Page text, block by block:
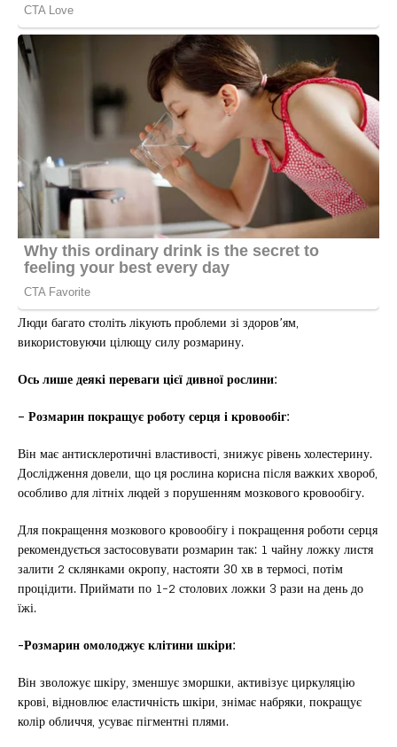
Люди багато століть лікують проблеми зі здоров’ям,
використовуючи цілющу силу розмарину.
Ось лише деякі переваги цієї дивної рослини:
– Розмарин покращує роботу серця і кровообіг:
Він має антисклеротичні властивості, знижує рівень холестерину.
Дослідження довели, що ця рослина корисна після важких хвороб,
особливо для літніх людей з порушенням мозкового кровообігу.
Для покращення мозкового кровообігу і покращення роботи серця
рекомендується застосовувати розмарин так: 1 чайну ложку листя
залити 2 склянками окропу, настояти 30 хв в термосі, потім
процідити. Приймати по 1-2 столових ложки 3 рази на день до
їжі.
-Розмарин омолоджує клітини шкіри:
Він зволожує шкіру, зменшує зморшки, активізує циркуляцію
крові, відновлює еластичність шкіри, знімає набряки, покращує
колір обличчя, усуває пігментні плями.